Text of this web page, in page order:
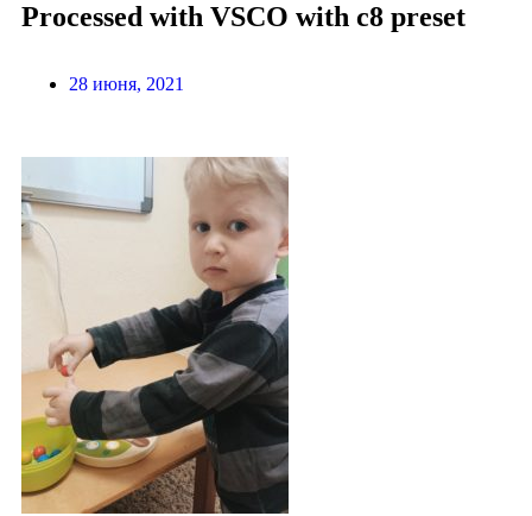
Processed with VSCO with c8 preset
28 июня, 2021